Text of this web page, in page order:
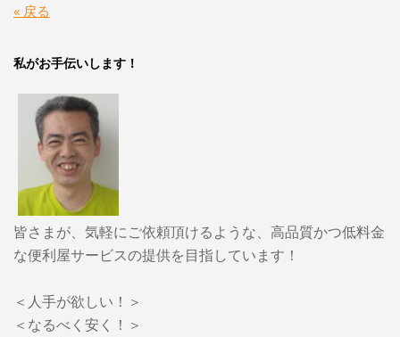
« 戻る
私がお手伝いします！
皆さまが、気軽にご依頼頂けるような、高品質かつ低料金
な便利屋サービスの提供を目指しています！
＜人手が欲しい！＞
＜なるべく安く！＞